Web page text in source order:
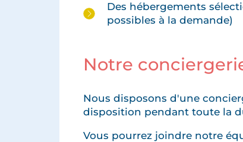
Des hébergements
possibles à la demande)
Notre
Nous disposons d'une
disposition pendant toute la
Vous pourrez joindre notre